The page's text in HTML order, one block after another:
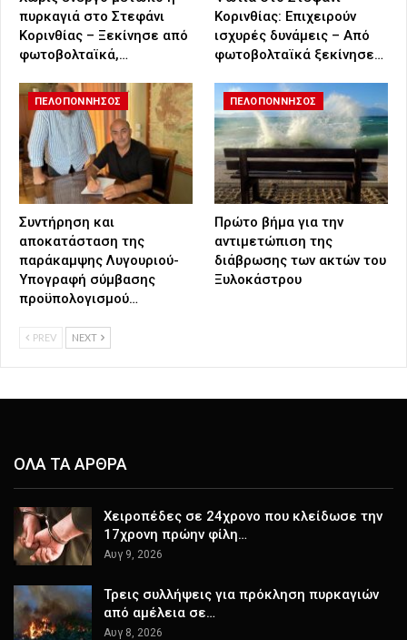
πυρκαγιά στο Στεφάνι
Κορινθίας – Ξεκίνησε από
φωτοβολταϊκά,…
Κορινθίας: Επιχειρούν
ισχυρές δυνάμεις – Από
φωτοβολταϊκά ξεκίνησε…
ΠΕΛΟΠΟΝΝΗΣΟΣ
Συντήρηση και
αποκατάσταση της
παράκαμψης Λυγουριού-
Υπογραφή σύμβασης
προϋπολογισμού…
ΠΕΛΟΠΟΝΝΗΣΟΣ
Πρώτο βήμα για την
αντιμετώπιση της
διάβρωσης των ακτών του
Ξυλοκάστρου
PREV NEXT
ΟΛΑ ΤΑ ΑΡΘΡΑ
Χειροπέδες σε 24χρονο που κλείδωσε την
17χρονη πρώην φίλη…
Αυγ 9, 2026
Τρεις συλλήψεις για πρόκληση πυρκαγιών
από αμέλεια σε…
Αυγ 8, 2026